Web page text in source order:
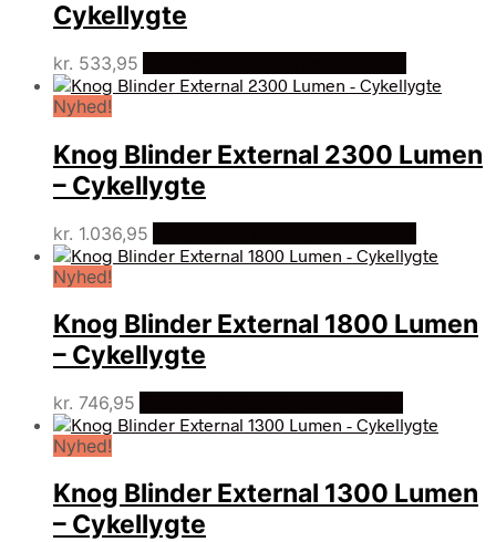
Cykellygte
kr. 533,95
Nyhed!
Knog Blinder External 2300 Lumen
– Cykellygte
kr. 1.036,95
Nyhed!
Knog Blinder External 1800 Lumen
– Cykellygte
kr. 746,95
Nyhed!
Knog Blinder External 1300 Lumen
– Cykellygte